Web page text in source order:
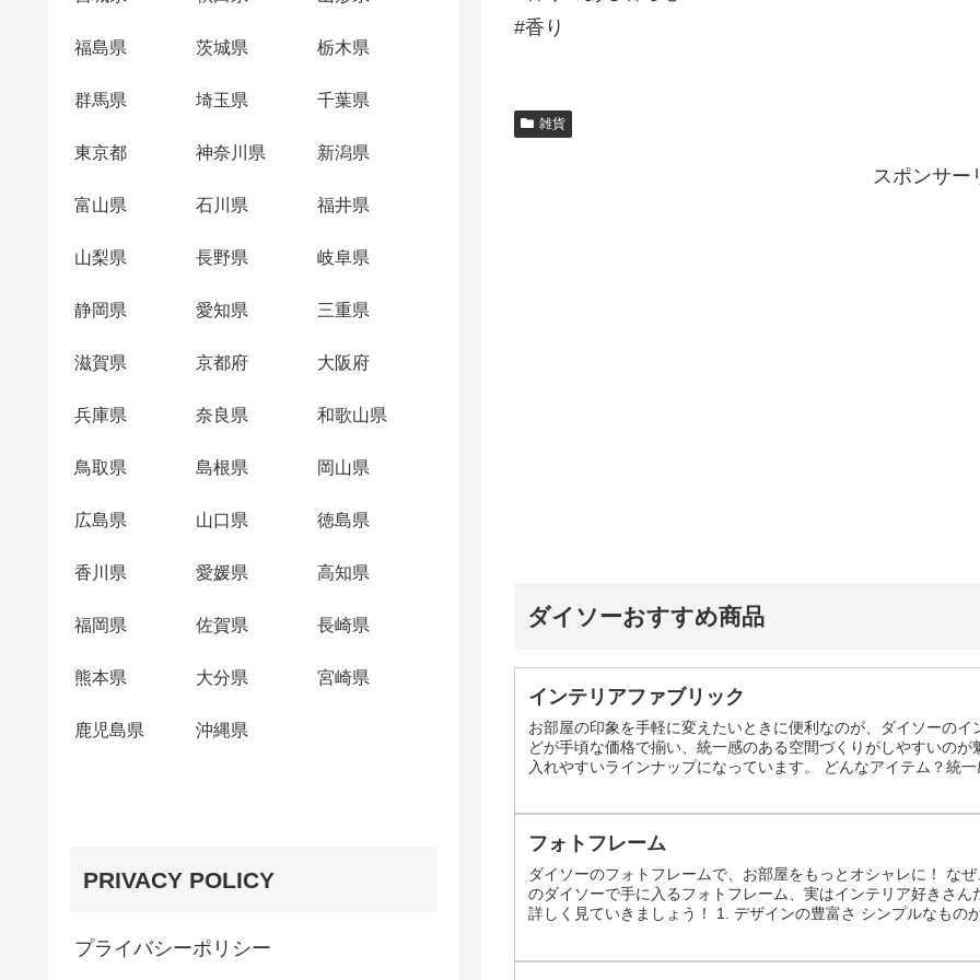
#香り
雑貨
スポンサー
ダイソーおすすめ商品
インテリアファブリック
お部屋の印象を手軽に変えたいときに便利なのが、ダイソーの
どが手頃な価格で揃い、統一感のある空間づくりがしやすいの
入れやすいラインナップになっています。 どんなアイテム？統
フォトフレーム
ダイソーのフォトフレームで、お部屋をもっとオシャレに！ な
のダイソーで手に入るフォトフレーム、実はインテリア好きさ
詳しく見ていきましょう！ 1. デザインの豊富さ シンプルなもの
福島県 茨城県 栃木県
群馬県 埼玉県 千葉県
東京都 神奈川県 新潟県
富山県 石川県 福井県
山梨県 長野県 岐阜県
静岡県 愛知県 三重県
滋賀県 京都府 大阪府
兵庫県 奈良県 和歌山県
鳥取県 島根県 岡山県
広島県 山口県 徳島県
香川県 愛媛県 高知県
福岡県 佐賀県 長崎県
熊本県 大分県 宮崎県
鹿児島県 沖縄県
PRIVACY POLICY
プライバシーポリシー